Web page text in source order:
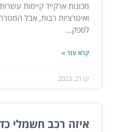
מכונות ארקייד קיימות
ואיטרציות רבות, אבל
לספק...
קרא עוד »
ינו 21, 2023
איזה רכב חשמלי